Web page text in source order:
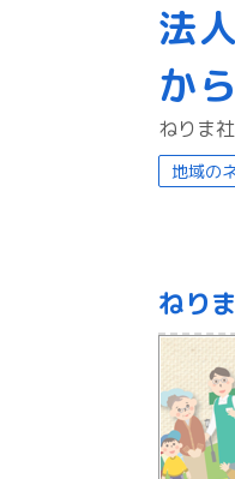
法
か
ねりま
地域の
ねり